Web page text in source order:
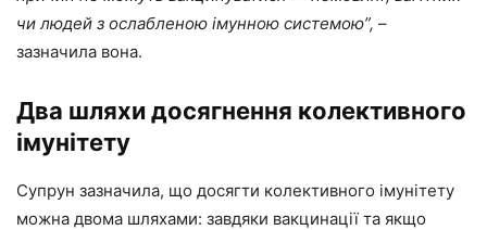
чи людей з ослабленою імунною системою”, –
зазначила вона.
Два шляхи досягнення колективного
імунітету
Супрун зазначила, що досягти колективного імунітету
можна двома шляхами: завдяки вакцинації та якщо